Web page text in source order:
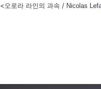
<오로라 라인의 과속 / Nicolas